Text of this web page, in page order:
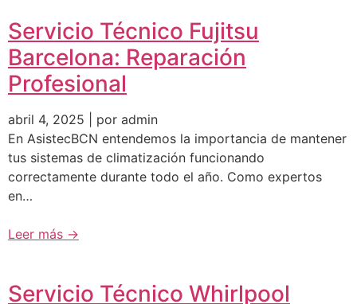
Servicio Técnico Fujitsu
Barcelona: Reparación
Profesional
abril 4, 2025 | por admin
En AsistecBCN entendemos la importancia de mantener
tus sistemas de climatización funcionando
correctamente durante todo el año. Como expertos
en…
Leer más →
Servicio Técnico Whirlpool